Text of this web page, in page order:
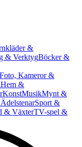
&
& VerktygBöcker &
Foto, Kameror &
Hem &
KonstMusikMynt &
Sport &
& VäxterTV-spel &